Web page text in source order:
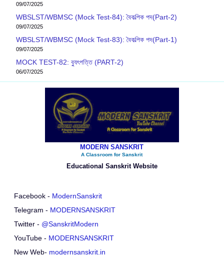
09/07/2025
WBSLST/WBMSC (Mock Test-84): বৈকল্পিক পদ(Part-2)
09/07/2025
WBSLST/WBMSC (Mock Test-83): বৈকল্পিক পদ(Part-1)
09/07/2025
MOCK TEST-82: ব‍্যুৎপত্তি (PART-2)
06/07/2025
MODERN SANSKRIT
A Classroom for Sanskrit
Educational Sanskrit Website
Facebook - ModernSanskrit
Telegram - MODERNSANSKRIT
Twitter - @SanskritModern
YouTube - MODERNSANSKRIT
New Web- modernsanskrit.in